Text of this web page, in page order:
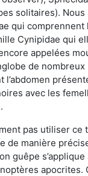
solitaires). Nous
qui comprennent
Cynipidae qui
appelées
de
l’abdomen
avec les
pas utiliser ce
de manière
guêpe
apocrites.